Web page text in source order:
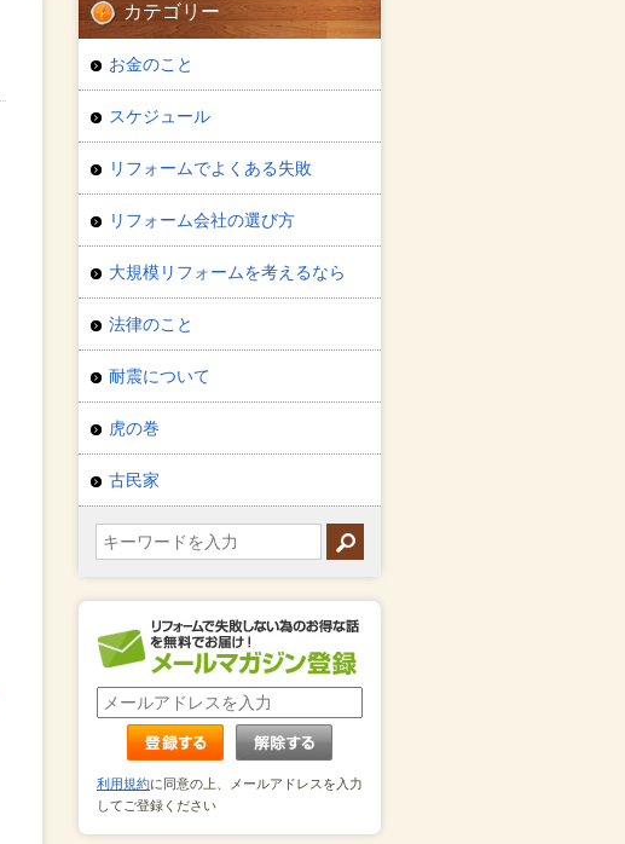
カテゴリー
お金のこと
スケジュール
リフォームでよくある失敗
リフォーム会社の選び方
大規模リフォームを考えるなら
法律のこと
耐震について
虎の巻
古民家
利用規約に同意の上、メールアドレスを入力
してご登録ください